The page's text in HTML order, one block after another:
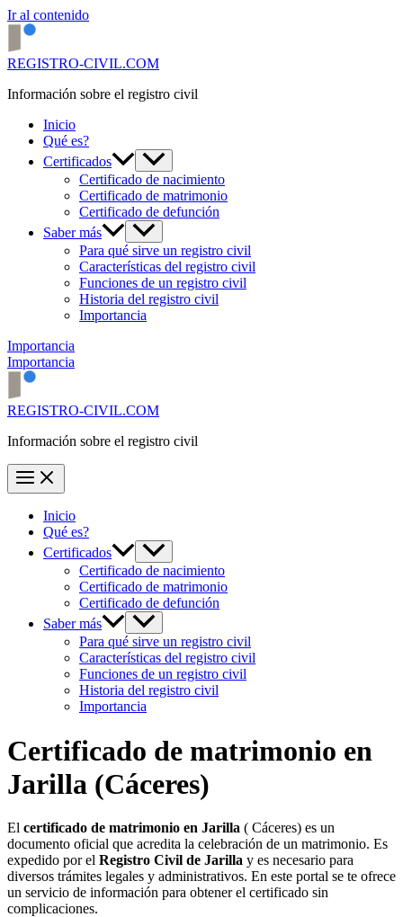
Ir al contenido
REGISTRO-CIVIL.COM
Información sobre el registro civil
Inicio
Qué es?
Certificados
Certificado de nacimiento
Certificado de matrimonio
Certificado de defunción
Saber más
Para qué sirve un registro civil
Características del registro civil
Funciones de un registro civil
Historia del registro civil
Importancia
Importancia
Importancia
REGISTRO-CIVIL.COM
Información sobre el registro civil
Inicio
Qué es?
Certificados
Certificado de nacimiento
Certificado de matrimonio
Certificado de defunción
Saber más
Para qué sirve un registro civil
Características del registro civil
Funciones de un registro civil
Historia del registro civil
Importancia
Certificado de matrimonio en
Jarilla (Cáceres)
El certificado de matrimonio en Jarilla ( Cáceres) es un
documento oficial que acredita la celebración de un matrimonio. Es
expedido por el Registro Civil de Jarilla y es necesario para
diversos trámites legales y administrativos. En este portal se te ofrece
un servicio de información para obtener el certificado sin
complicaciones.